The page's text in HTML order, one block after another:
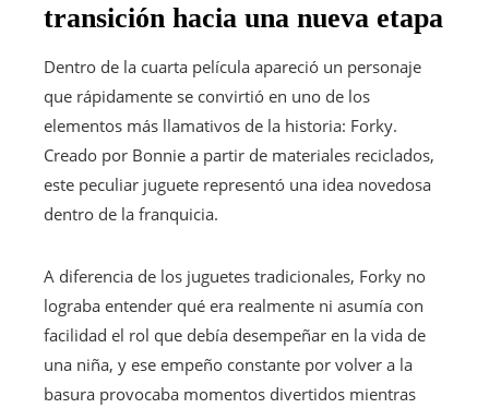
transición hacia una nueva etapa
Dentro de la cuarta película apareció un personaje
que rápidamente se convirtió en uno de los
elementos más llamativos de la historia: Forky.
Creado por Bonnie a partir de materiales reciclados,
este peculiar juguete representó una idea novedosa
dentro de la franquicia.
A diferencia de los juguetes tradicionales, Forky no
lograba entender qué era realmente ni asumía con
facilidad el rol que debía desempeñar en la vida de
una niña, y ese empeño constante por volver a la
basura provocaba momentos divertidos mientras